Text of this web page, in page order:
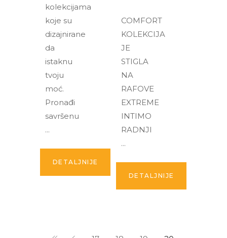
kolekcijama
koje su
dizajnirane
da
istaknu
tvoju
moć.
Pronađi
savršenu
DETALJNIJE
COMFORT
KOLEKCIJA
JE
STIGLA
NA
RAFOVE
EXTREME
INTIMO
RADNJI
DETALJNIJE